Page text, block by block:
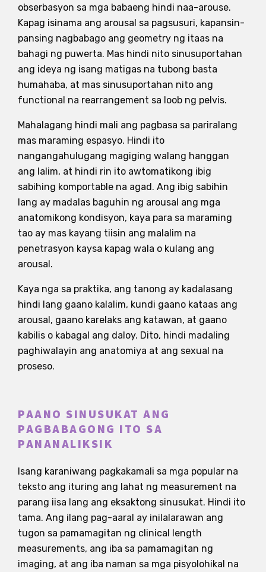
obserbasyon sa mga babaeng hindi naa-arouse.
Kapag isinama ang arousal sa pagsusuri, kapansin-
pansing nagbabago ang geometry ng itaas na
bahagi ng puwerta. Mas hindi nito sinusuportahan
ang ideya ng isang matigas na tubong basta
humahaba, at mas sinusuportahan nito ang
functional na rearrangement sa loob ng pelvis.
Mahalagang hindi mali ang pagbasa sa pariralang
mas maraming espasyo. Hindi ito
nangangahulugang magiging walang hanggan
ang lalim, at hindi rin ito awtomatikong ibig
sabihing komportable na agad. Ang ibig sabihin
lang ay madalas baguhin ng arousal ang mga
anatomikong kondisyon, kaya para sa maraming
tao ay mas kayang tiisin ang malalim na
penetrasyon kaysa kapag wala o kulang ang
arousal.
Kaya nga sa praktika, ang tanong ay kadalasang
hindi lang gaano kalalim, kundi gaano kataas ang
arousal, gaano karelaks ang katawan, at gaano
kabilis o kabagal ang daloy. Dito, hindi madaling
paghiwalayin ang anatomiya at ang sexual na
proseso.
PAANO SINUSUKAT ANG
PAGBABAGONG ITO SA
PANANALIKSIK
Isang karaniwang pagkakamali sa mga popular na
teksto ang ituring ang lahat ng measurement na
parang iisa lang ang eksaktong sinusukat. Hindi ito
tama. Ang ilang pag-aaral ay inilalarawan ang
tugon sa pamamagitan ng clinical length
measurements, ang iba sa pamamagitan ng
imaging, at ang iba naman sa mga pisyolohikal na